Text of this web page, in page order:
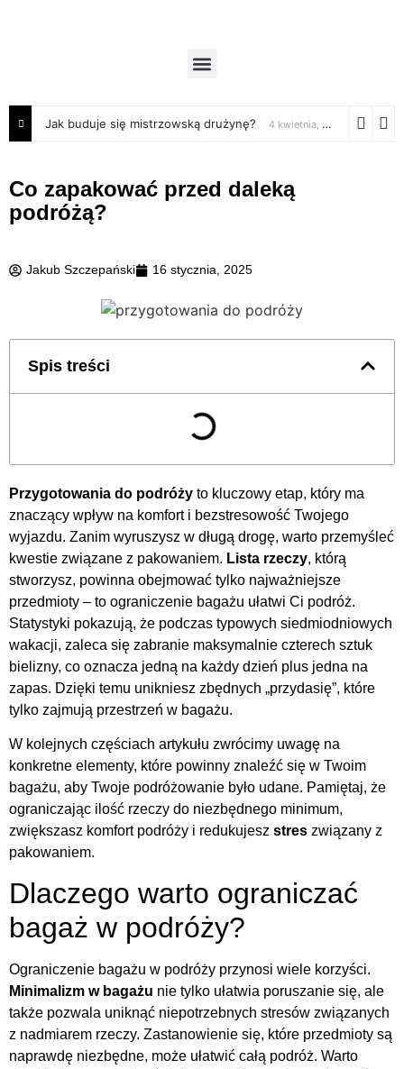
Jak buduje się mistrzowską drużynę? 4 kwietnia, 2025
Co zapakować przed daleką
podróżą?
Jakub Szczepański 16 stycznia, 2025
Spis treści
Przygotowania do podróży to kluczowy etap, który ma
znaczący wpływ na komfort i bezstresowość Twojego
wyjazdu. Zanim wyruszysz w długą drogę, warto przemyśleć
kwestie związane z pakowaniem. Lista rzeczy, którą
stworzysz, powinna obejmować tylko najważniejsze
przedmioty – to ograniczenie bagażu ułatwi Ci podróż.
Statystyki pokazują, że podczas typowych siedmiodniowych
wakacji, zaleca się zabranie maksymalnie czterech sztuk
bielizny, co oznacza jedną na każdy dzień plus jedna na
zapas. Dzięki temu unikniesz zbędnych „przydasię”, które
tylko zajmują przestrzeń w bagażu.
W kolejnych częściach artykułu zwrócimy uwagę na
konkretne elementy, które powinny znaleźć się w Twoim
bagażu, aby Twoje podróżowanie było udane. Pamiętaj, że
ograniczając ilość rzeczy do niezbędnego minimum,
zwiększasz komfort podróży i redukujesz stres związany z
pakowaniem.
Dlaczego warto ograniczać
bagaż w podróży?
Ograniczenie bagażu w podróży przynosi wiele korzyści.
Minimalizm w bagażu nie tylko ułatwia poruszanie się, ale
także pozwala uniknąć niepotrzebnych stresów związanych
z nadmiarem rzeczy. Zastanowienie się, które przedmioty są
naprawdę niezbędne, może ułatwić całą podróż. Warto